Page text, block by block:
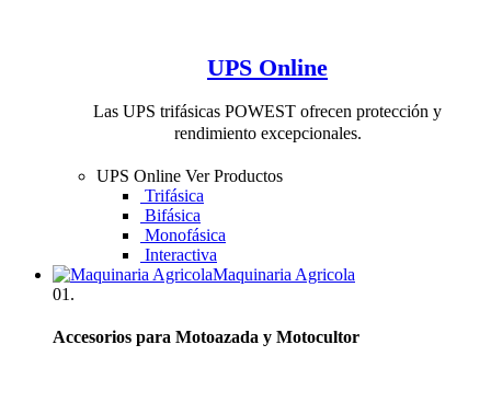
UPS Online
Las UPS trifásicas POWEST ofrecen protección y
rendimiento excepcionales.
UPS Online Ver Productos
Trifásica
Bifásica
Monofásica
Interactiva
Maquinaria Agricola
01.
Accesorios para Motoazada y Motocultor